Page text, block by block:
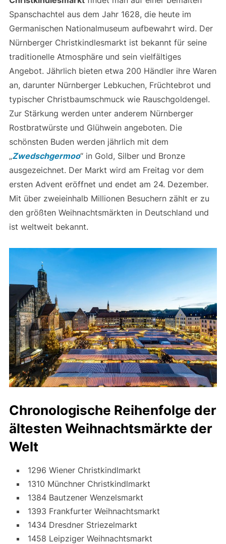
Spanschachtel aus dem Jahr 1628, die heute im
Germanischen Nationalmuseum aufbewahrt wird. Der
Nürnberger Christkindlesmarkt ist bekannt für seine
traditionelle Atmosphäre und sein vielfältiges
Angebot. Jährlich bieten etwa 200 Händler ihre Waren
an, darunter Nürnberger Lebkuchen, Früchtebrot und
typischer Christbaumschmuck wie Rauschgoldengel.
Zur Stärkung werden unter anderem Nürnberger
Rostbratwürste und Glühwein angeboten. Die
schönsten Buden werden jährlich mit dem
„Zwedschgermoo“ in Gold, Silber und Bronze
ausgezeichnet. Der Markt wird am Freitag vor dem
ersten Advent eröffnet und endet am 24. Dezember.
Mit über zweieinhalb Millionen Besuchern zählt er zu
den größten Weihnachtsmärkten in Deutschland und
ist weltweit bekannt.
Chronologische Reihenfolge der
ältesten Weihnachtsmärkte der
Welt
1296 Wiener Christkindlmarkt
1310 Münchner Christkindlmarkt
1384 Bautzener Wenzelsmarkt
1393 Frankfurter Weihnachtsmarkt
1434 Dresdner Striezelmarkt
1458 Leipziger Weihnachtsmarkt